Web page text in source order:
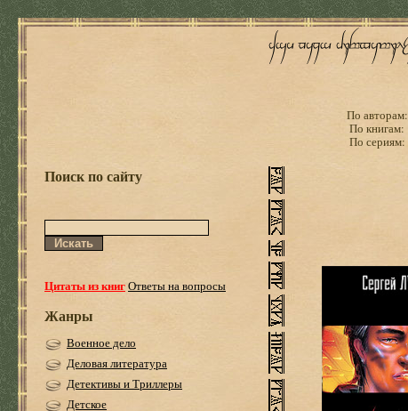
По авторам:
По книгам:
По сериям:
Поиск по сайту
Цитаты из книгОтветы на вопросы
Жанры
Военное дело
Деловая литература
Детективы и Триллеры
Детское